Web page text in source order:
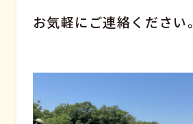
お気軽にご連絡ください。